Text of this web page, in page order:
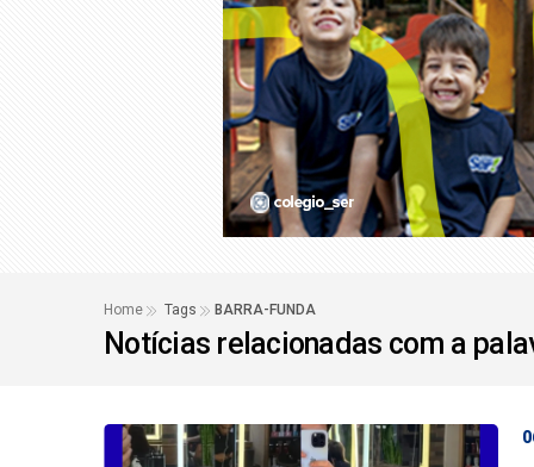
Lula diz que falará
Licenciamento é
Federação PSOL-
CNC:
Ideb mostra
Famílias brasileiras
Home Tags BARRA-FUNDA
Notícias relacionadas com a